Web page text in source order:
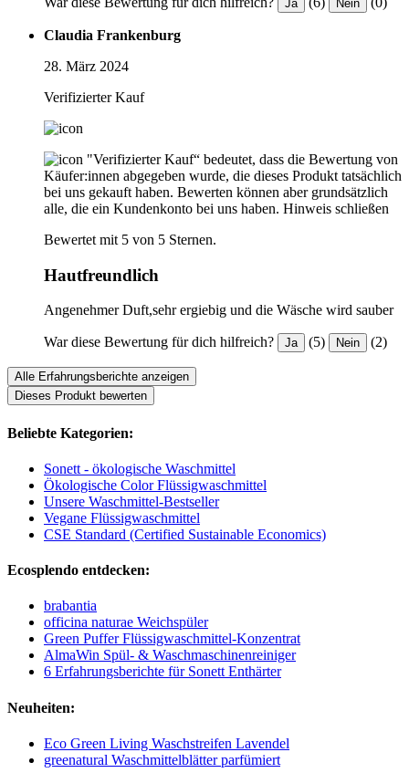
Ja Nein
Claudia Frankenburg
28. März 2024
Verifizierter Kauf
"Verifizierter Kauf“ bedeutet, dass die Bewertung von
Käufer:innen abgegeben wurde, die dieses Produkt tatsächlich
bei uns gekauft haben. Bewerten können aber grundsätzlich
alle, die ein Kundenkonto bei uns haben. Hinweis schließen
Bewertet mit 5 von 5 Sternen.
Hautfreundlich
Angenehmer Duft,sehr ergiebig und die Wäsche wird sauber
War diese Bewertung für dich hilfreich? Ja (5) Nein (2)
Alle Erfahrungsberichte anzeigen
Dieses Produkt bewerten
Beliebte Kategorien:
Sonett - ökologische Waschmittel
Ökologische Color Flüssigwaschmittel
Unsere Waschmittel-Bestseller
Vegane Flüssigwaschmittel
CSE Standard (Certified Sustainable Economics)
Ecosplendo entdecken:
brabantia
officina naturae Weichspüler
Green Puffer Flüssigwaschmittel-Konzentrat
AlmaWin Spül- & Waschmaschinenreiniger
6 Erfahrungsberichte für Sonett Enthärter
Neuheiten:
Eco Green Living Waschstreifen Lavendel
greenatural Waschmittelblätter parfümiert